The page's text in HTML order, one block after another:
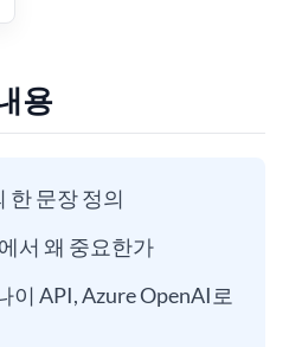
용
한 문장 정의
서 왜 중요한가
이 API, Azure OpenAI로